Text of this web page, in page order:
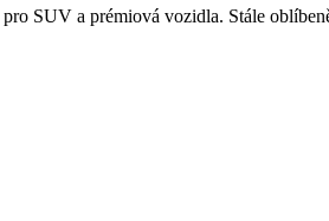
SUV a prémiová vozidla. Stále